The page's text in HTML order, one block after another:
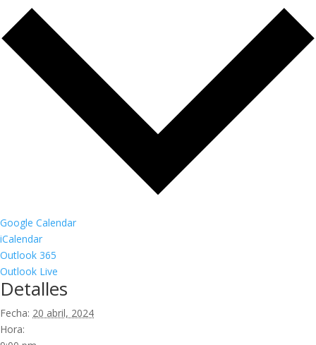
Google Calendar
iCalendar
Outlook 365
Outlook Live
Detalles
Fecha: 20 abril, 2024
Hora: